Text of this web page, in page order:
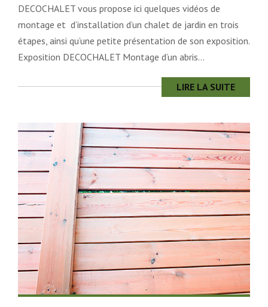
DECOCHALET vous propose ici quelques vidéos de
montage et d’installation d’un chalet de jardin en trois
étapes, ainsi qu’une petite présentation de son exposition.
Exposition DECOCHALET Montage d’un abris...
LIRE LA SUITE